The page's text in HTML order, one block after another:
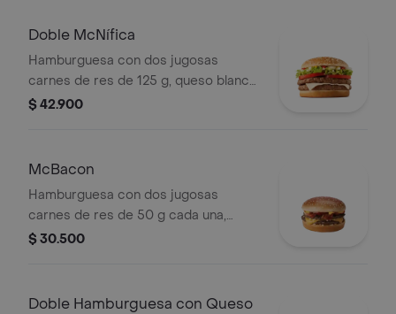
Doble McNífica
Hamburguesa con dos jugosas
carnes de res de 125 g, queso blanco
cremoso, cebolla, tomate fresco,
$ 42.900
McBacon
Hamburguesa con dos jugosas
carnes de res de 50 g cada una,
tocineta ahumada, cebolla, queso
$ 30.500
Doble Hamburguesa con Queso